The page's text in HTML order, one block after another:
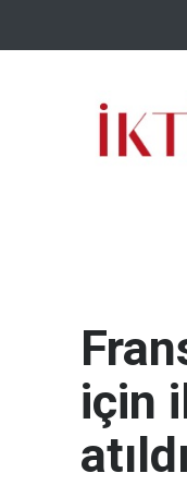
için
atıldı